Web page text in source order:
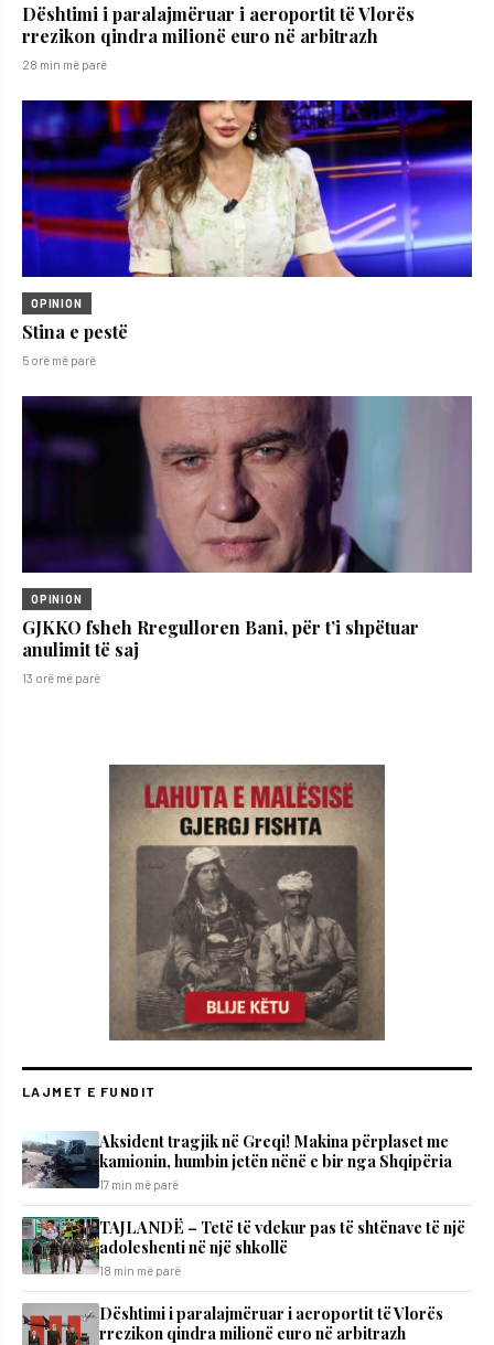
Dështimi i paralajmëruar i aeroportit të Vlorës
rrezikon qindra milionë euro në arbitrazh
28 min më parë
OPINION
Stina e pestë
5 orë më parë
OPINION
GJKKO fsheh Rregulloren Bani, për t’i shpëtuar
anulimit të saj
13 orë më parë
LAJMET E FUNDIT
Aksident tragjik në Greqi! Makina përplaset me
kamionin, humbin jetën nënë e bir nga Shqipëria
17 min më parë
TAJLANDË – Tetë të vdekur pas të shtënave të një
adoleshenti në një shkollë
18 min më parë
Dështimi i paralajmëruar i aeroportit të Vlorës
rrezikon qindra milionë euro në arbitrazh